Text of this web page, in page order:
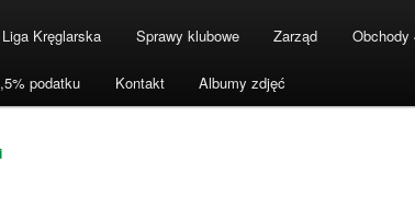
Kręglarska Sprawy klubowe Zarząd Obchody
podatku Kontakt Albumy zdjęć